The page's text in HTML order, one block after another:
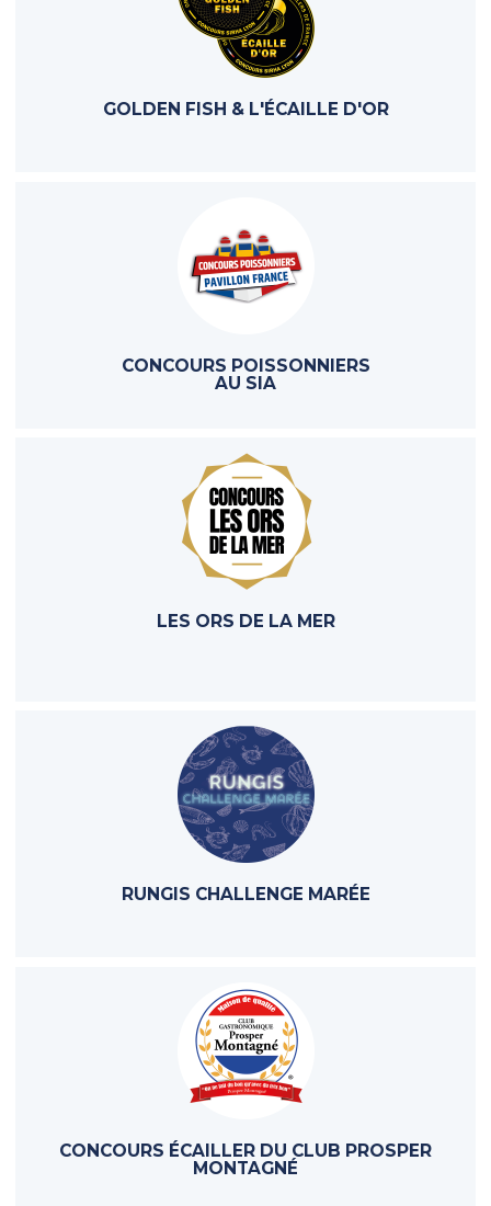
GOLDEN FISH & L'ÉCAILLE D'OR
CONCOURS POISSONNIERS
AU SIA
LES ORS DE LA MER
RUNGIS CHALLENGE MARÉE
CONCOURS ÉCAILLER DU CLUB PROSPER
MONTAGNÉ